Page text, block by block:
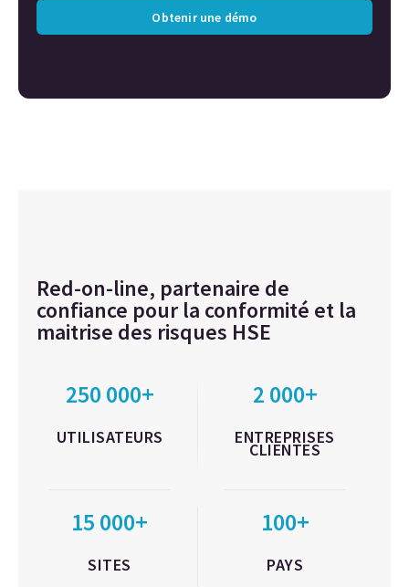
Obtenir une démo
Red-on-line, partenaire de
confiance pour la conformité et la
maitrise des risques HSE
250 000+
UTILISATEURS
2 000+
ENTREPRISES
CLIENTES
15 000+
SITES
100+
PAYS